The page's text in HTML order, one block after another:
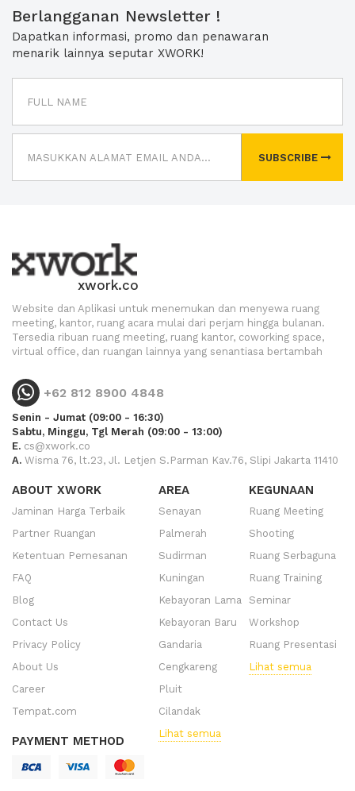
Berlangganan Newsletter !
Dapatkan informasi, promo dan penawaran
menarik lainnya seputar XWORK!
SUBSCRIBE
xwork.co
Website dan Aplikasi untuk menemukan dan menyewa ruang
meeting, kantor, ruang acara mulai dari perjam hingga bulanan.
Tersedia ribuan ruang meeting, ruang kantor, coworking space,
virtual office, dan ruangan lainnya yang senantiasa bertambah
+62 812 8900 4848
Senin - Jumat (09:00 - 16:30)
Sabtu, Minggu, Tgl Merah (09:00 - 13:00)
E. cs@xwork.co
A. Wisma 76, lt.23, Jl. Letjen S.Parman Kav.76, Slipi Jakarta 11410
ABOUT XWORK
Jaminan Harga Terbaik
Partner Ruangan
Ketentuan Pemesanan
FAQ
Blog
Contact Us
Privacy Policy
About Us
Career
Tempat.com
PAYMENT METHOD
AREA
Senayan
Palmerah
Sudirman
Kuningan
Kebayoran Lama
Kebayoran Baru
Gandaria
Cengkareng
Pluit
Cilandak
Lihat semua
KEGUNAAN
Ruang Meeting
Shooting
Ruang Serbaguna
Ruang Training
Seminar
Workshop
Ruang Presentasi
Lihat semua